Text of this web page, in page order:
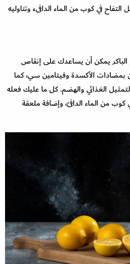
في كوب من الماء الدافىء وتناوليه
الباكر يمكن أن يساعدك على إنقاص
بمضادات الأكسدة وفيتامين سي، كما
الغذائي والهضم. كل ما عليك فعله
من الماء الدافئ، وإضافة ملعقة